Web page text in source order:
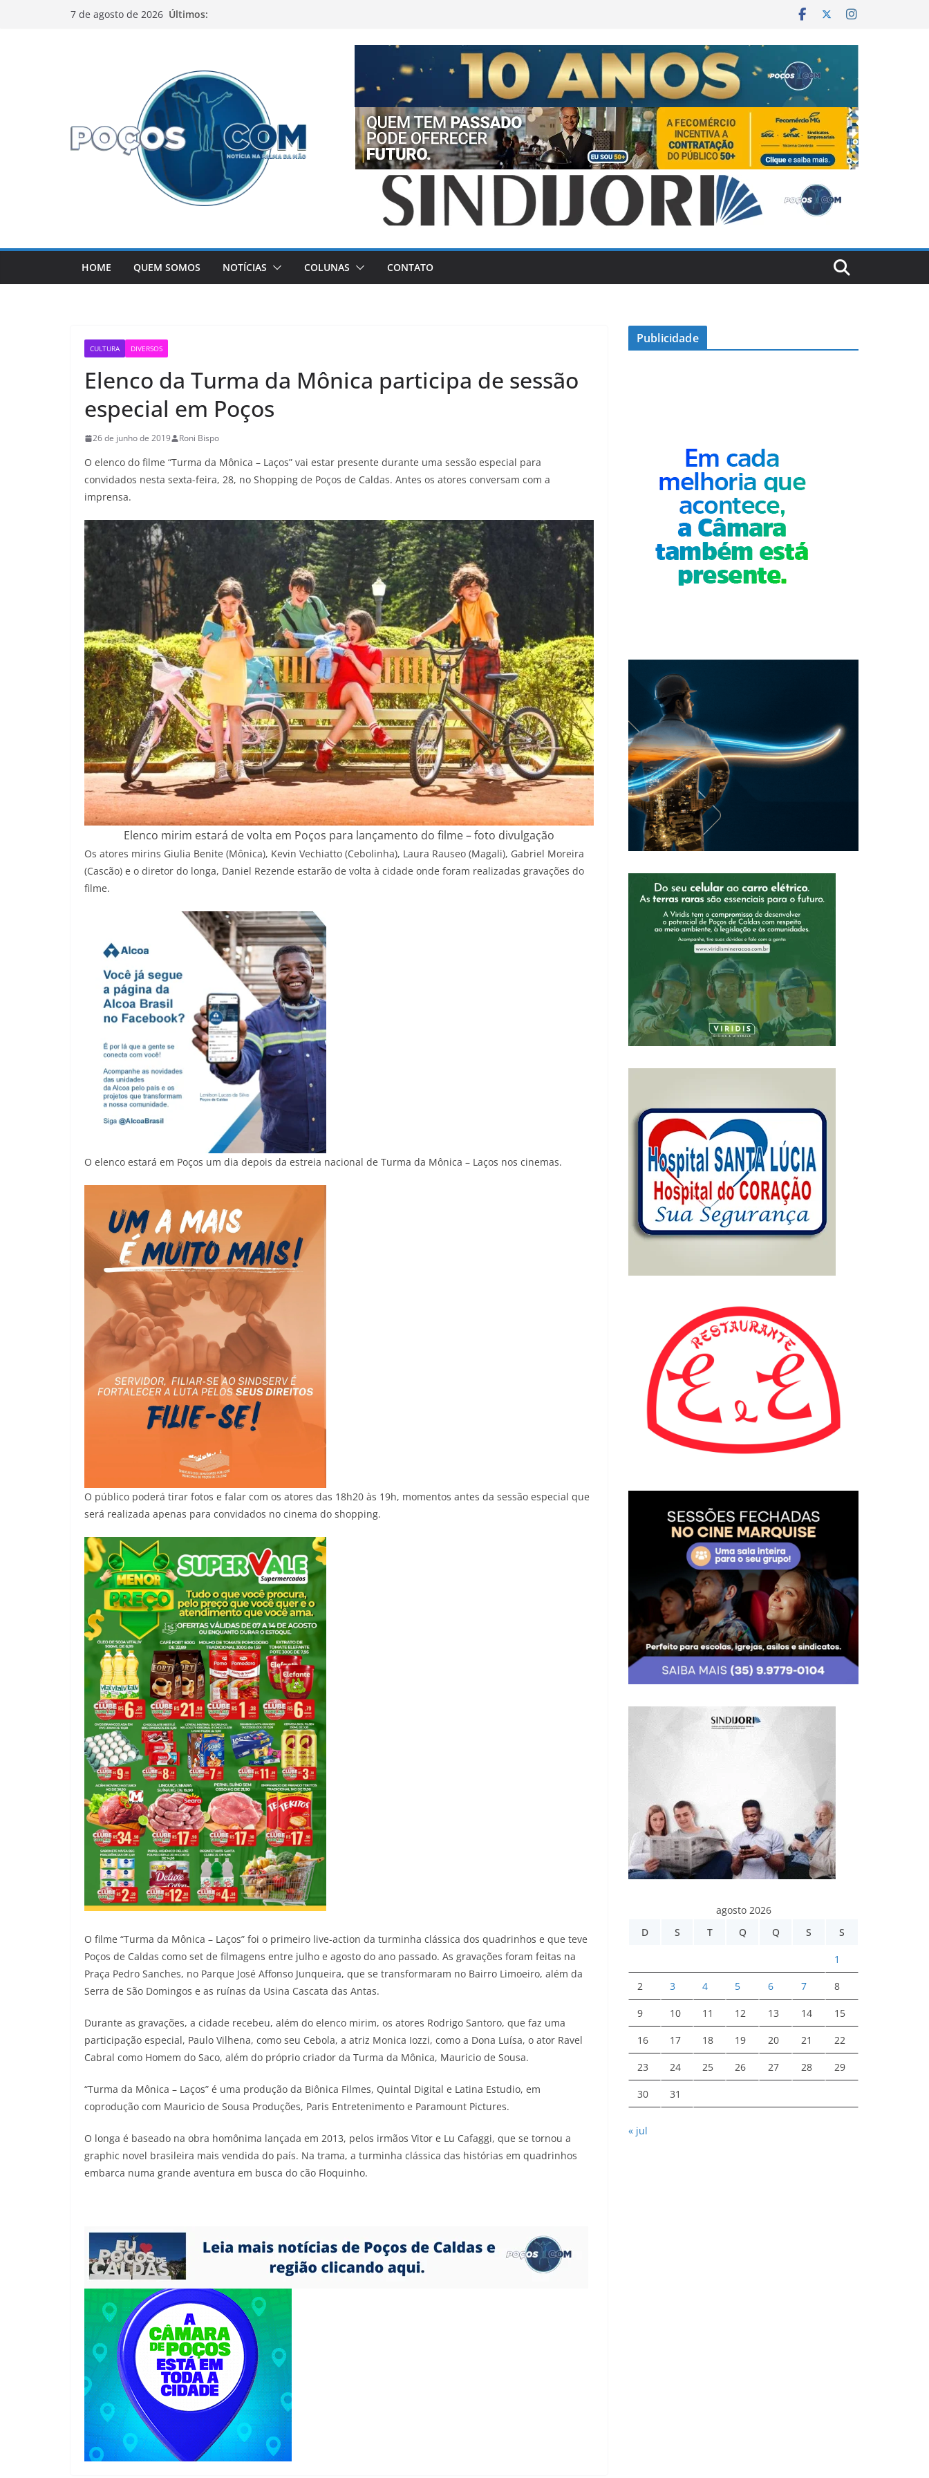
7 de agosto de 2026 Últimos:
HOME QUEM SOMOS NOTÍCIAS COLUNAS CONTATO
CULTURA DIVERSOS
Elenco da Turma da Mônica participa de sessão
especial em Poços
26 de junho de 2019 Roni Bispo
O elenco do filme “Turma da Mônica – Laços” vai estar presente durante uma sessão especial para
convidados nesta sexta-feira, 28, no Shopping de Poços de Caldas. Antes os atores conversam com a
imprensa.
Elenco mirim estará de volta em Poços para lançamento do filme – foto divulgação
Os atores mirins Giulia Benite (Mônica), Kevin Vechiatto (Cebolinha), Laura Rauseo (Magali), Gabriel Moreira
(Cascão) e o diretor do longa, Daniel Rezende estarão de volta à cidade onde foram realizadas gravações do
filme.
O elenco estará em Poços um dia depois da estreia nacional de Turma da Mônica – Laços nos cinemas.
O público poderá tirar fotos e falar com os atores das 18h20 às 19h, momentos antes da sessão especial que
será realizada apenas para convidados no cinema do shopping.
O filme “Turma da Mônica – Laços” foi o primeiro live-action da turminha clássica dos quadrinhos e que teve
Poços de Caldas como set de filmagens entre julho e agosto do ano passado. As gravações foram feitas na
Praça Pedro Sanches, no Parque José Affonso Junqueira, que se transformaram no Bairro Limoeiro, além da
Serra de São Domingos e as ruínas da Usina Cascata das Antas.
Durante as gravações, a cidade recebeu, além do elenco mirim, os atores Rodrigo Santoro, que faz uma
participação especial, Paulo Vilhena, como seu Cebola, a atriz Monica Iozzi, como a Dona Luísa, o ator Ravel
Cabral como Homem do Saco, além do próprio criador da Turma da Mônica, Mauricio de Sousa.
“Turma da Mônica – Laços” é uma produção da Biônica Filmes, Quintal Digital e Latina Estudio, em
coprodução com Mauricio de Sousa Produções, Paris Entretenimento e Paramount Pictures.
O longa é baseado na obra homônima lançada em 2013, pelos irmãos Vitor e Lu Cafaggi, que se tornou a
graphic novel brasileira mais vendida do país. Na trama, a turminha clássica das histórias em quadrinhos
embarca numa grande aventura em busca do cão Floquinho.
Publicidade
agosto 2026
D
S T Q Q S S
1
2 3 4 5 6 7 8
9 10 11 12 13 14 15
16 17 18 19 20 21 22
23 24 25 26 27 28 29
30 31
« jul